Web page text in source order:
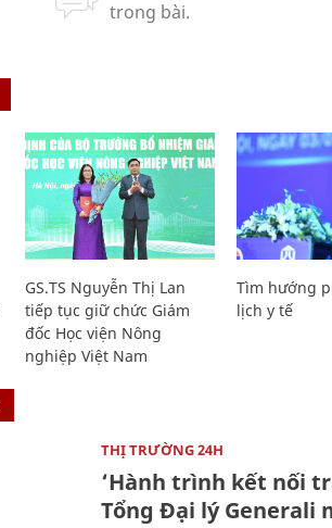
GS.TS Nguyễn Thị Lan
tiếp tục giữ chức Giám
đốc Học viện Nông
nghiệp Việt Nam
Tìm hướng
lịch y tế
THỊ TRƯỜNG 24H
‘Hành trình kết nối
Tổng Đại lý Generali